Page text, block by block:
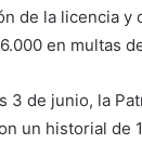
de la licencia y
en multas
3 de junio, la
un historial de